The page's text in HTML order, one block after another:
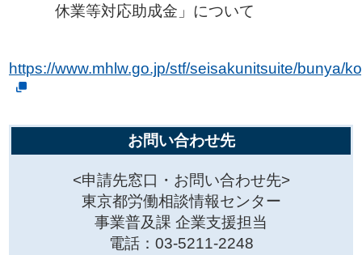
休業等対応助成金」について
https://www.mhlw.go.jp/stf/seisakunitsuite/bunya/
お問い合わせ先
<申請先窓口・お問い合わせ先>
東京都労働相談情報センター
事業普及課 企業支援担当
電話：03-5211-2248